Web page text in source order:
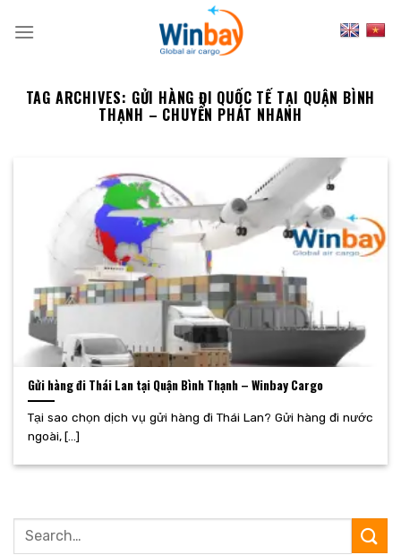
TAG ARCHIVES: GỬI HÀNG ĐI QUỐC TẾ TẠI QUẬN BÌNH
THẠNH – CHUYỂN PHÁT NHANH
Gửi hàng đi Thái Lan tại Quận Bình Thạnh – Winbay Cargo
Tại sao chọn dịch vụ gửi hàng đi Thái Lan? Gửi hàng đi nước
ngoài, [...]